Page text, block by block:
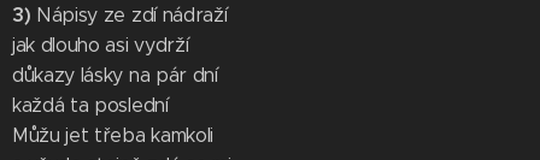
3) Nápisy ze zdí nádraží
jak dlouho asi vydrží
důkazy lásky na pár dní
každá ta poslední
Můžu jet třeba kamkoli